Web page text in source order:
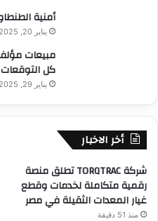
أمنية
يناير 20, 2025
مبيعات
كل التوقعات
يناير 29, 2025
أخر الاخبار
شركة TORQTRAC تطلق منصة
رقمية متكاملة لخدمات وقطع
غيار المعدات الثقيلة في مصر
منذ 51 دقيقة